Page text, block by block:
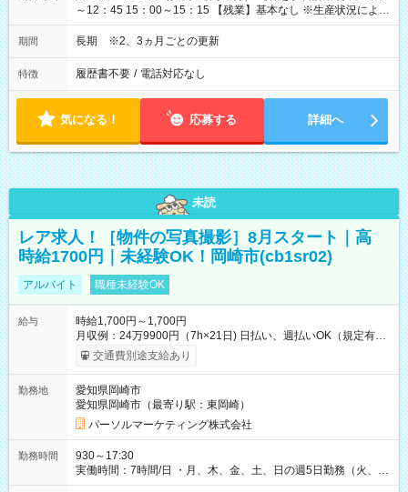
～12：45 15：00～15：15 【残業】基本なし ※生産状況によ
り、1日1時間程度発生する可能性あり
期間 長期 ※2、3ヵ月ごとの更新
特徴 履歴書不要 / 電話対応なし
気になる！ 応募する 詳細へ
未読
レア求人！［物件の写真撮影］8月スタート｜高
時給1700円｜未経験OK！岡崎市(cb1sr02)
アルバイト 職種未経験OK
給与
時給1,700円～1,700円
月収例：24万9900円（7h×21日) 日払い、週払いOK（規定有
り） 【試用期間】試用期間なし
交通費別途支給あり
勤務地
愛知県岡崎市
愛知県岡崎市（最寄り駅：東岡崎）
パーソルマーケティング株式会社
勤務時間
930～17:30
実働時間：7時間/日 ・月、木、金、土、日の週5日勤務（火、水
は固定休です／夏季、年末年始等、長期休暇有り！） ・ワンシ